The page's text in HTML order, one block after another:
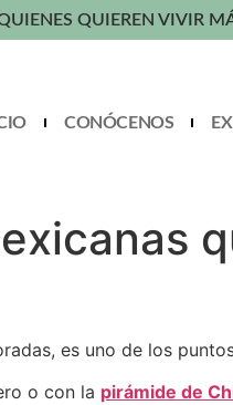
QUIEREN VIVIR
CONÓCENOS
es uno de los
o con la pirámide de